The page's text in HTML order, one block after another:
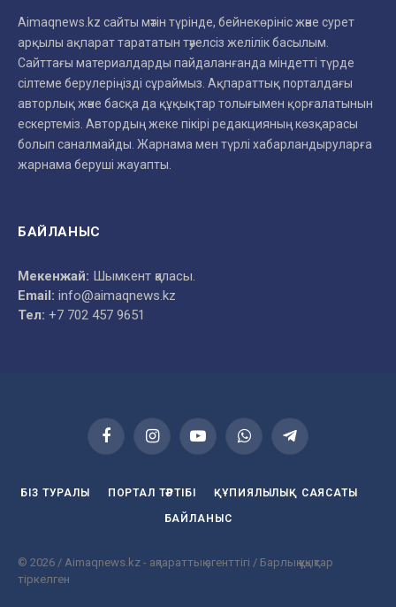
Aimaqnews.kz сайты мәтін түрінде, бейнекөрініс және сурет
арқылы ақпарат тарататын тәуелсіз желілік басылым.
Сайттағы материалдарды пайдаланғанда міндетті түрде
сілтеме берулеріңізді сұраймыз. Ақпараттық порталдағы
авторлық және басқа да құқықтар толығымен қорғалатынын
ескертеміз. Автордың жеке пікірі редакцияның көзқарасы
болып саналмайды. Жарнама мен түрлі хабарландыруларға
жарнама беруші жауапты.
БАЙЛАНЫС
Мекенжай: Шымкент қаласы.
Email: info@aimaqnews.kz
Тел: +7 702 457 9651
FacebookInstagramYouTubeWhatsAppTelegram
БІЗ ТУРАЛЫ ПОРТАЛ ТӘРТІБІ ҚҰПИЯЛЫЛЫҚ САЯСАТЫ
БАЙЛАНЫС
© 2026 / Aimaqnews.kz - ақпараттық агенттігі / Барлық құқықтар
тіркелген